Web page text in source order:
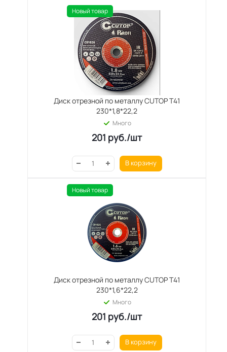
Новый товар
Диск отрезной по металлу CUTOP T41
230*1,8*22,2
Много
201 руб./шт
В корзину
Новый товар
Диск отрезной по металлу CUTOP T41
230*1,6*22,2
Много
201 руб./шт
В корзину